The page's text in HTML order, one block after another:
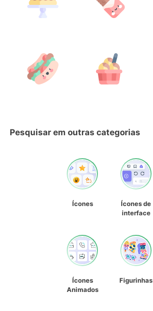
Pesquisar em outras categorias
Ícones
Ícones de
interface
Ícones
Animados
Figurinhas